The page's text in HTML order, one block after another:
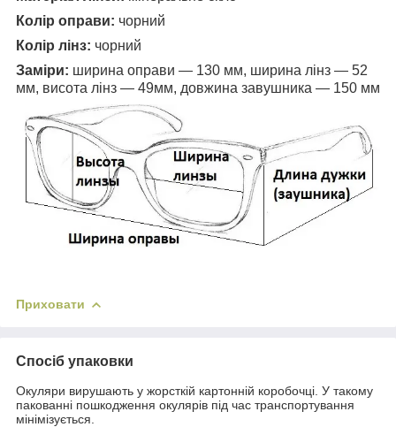
Колір оправи: чорний
Колір лінз: чорний
Заміри: ширина оправи — 130 мм, ширина лінз — 52
мм, висота лінз — 49мм, довжина завушника — 150 мм
Приховати
Спосіб упаковки
Окуляри вирушають у жорсткій картонній коробочці. У такому
пакованні пошкодження окулярів під час транспортування
мінімізується.